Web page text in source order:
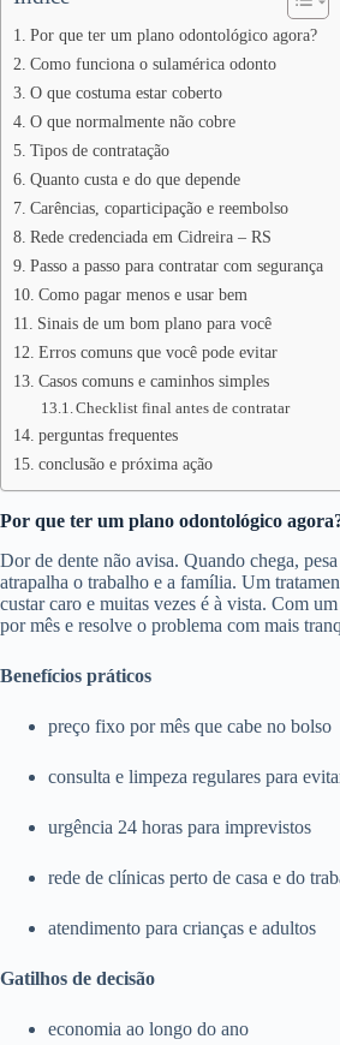
Por que ter um plano odontológico agora?
Como funciona o sulamérica odonto
O que costuma estar coberto
O que normalmente não cobre
Tipos de contratação
Quanto custa e do que depende
Carências, coparticipação e reembolso
Rede credenciada em Cidreira – RS
Passo a passo para contratar com segurança
Como pagar menos e usar bem
Sinais de um bom plano para você
Erros comuns que você pode evitar
Casos comuns e caminhos simples
Checklist final antes de contratar
perguntas frequentes
conclusão e próxima ação
Por que ter um plano odontológico
Dor de dente não avisa. Quando chega,
atrapalha o trabalho e a família. Um
custar caro e muitas vezes é à vista. Com
por mês e resolve o problema com mais
Benefícios práticos
preço fixo por mês que cabe no bolso
consulta e limpeza regulares para
urgência 24 horas para imprevistos
rede de clínicas perto de casa e do
atendimento para crianças e adultos
Gatilhos de decisão
economia ao longo do ano